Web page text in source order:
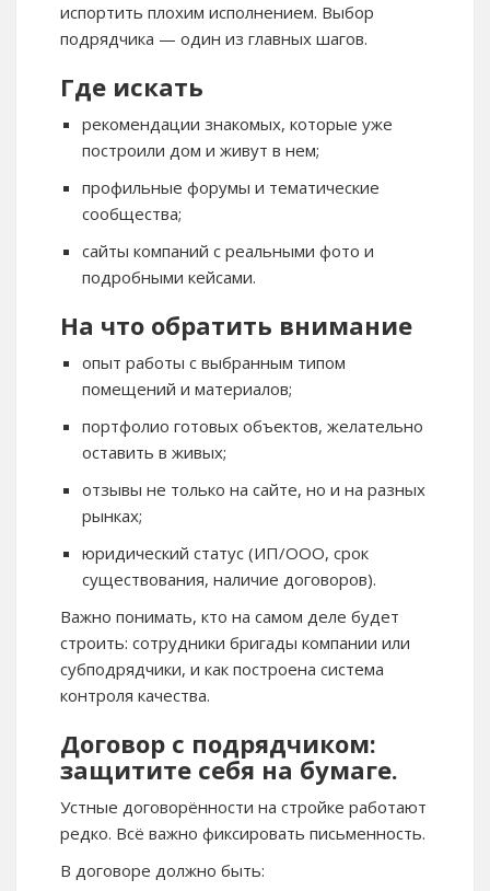
испортить плохим исполнением. Выбор
подрядчика — один из главных шагов.
Где искать
рекомендации знакомых, которые уже
построили дом и живут в нем;
профильные форумы и тематические
сообщества;
сайты компаний с реальными фото и
подробными кейсами.
На что обратить внимание
опыт работы с выбранным типом
помещений и материалов;
портфолио готовых объектов, желательно
оставить в живых;
отзывы не только на сайте, но и на разных
рынках;
юридический статус (ИП/ООО, срок
существования, наличие договоров).
Важно понимать, кто на самом деле будет
строить: сотрудники бригады компании или
субподрядчики, и как построена система
контроля качества.
Договор с подрядчиком:
защитите себя на бумаге.
Устные договорённости на стройке работают
редко. Всё важно фиксировать письменность.
В договоре должно быть: